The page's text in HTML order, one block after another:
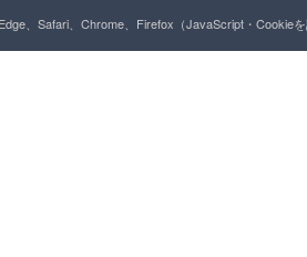
、Safari、Chrome、Firefox（JavaScript・Cookie